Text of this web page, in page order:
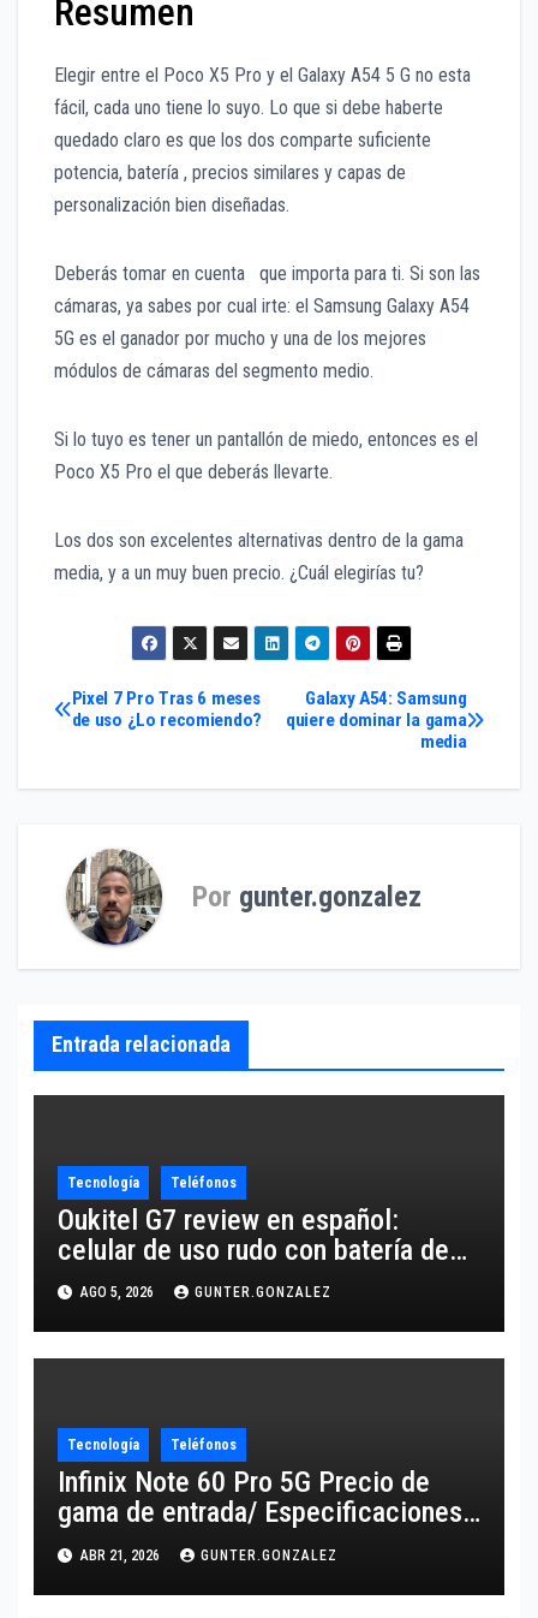
Resumen
Elegir entre el Poco X5 Pro y el Galaxy A54 5 G no esta
fácil, cada uno tiene lo suyo. Lo que si debe haberte
quedado claro es que los dos comparte suficiente
potencia, batería , precios similares y capas de
personalización bien diseñadas.
Deberás tomar en cuenta que importa para ti. Si son las
cámaras, ya sabes por cual irte: el Samsung Galaxy A54
5G es el ganador por mucho y una de los mejores
módulos de cámaras del segmento medio.
Si lo tuyo es tener un pantallón de miedo, entonces es el
Poco X5 Pro el que deberás llevarte.
Los dos son excelentes alternativas dentro de la gama
media, y a un muy buen precio. ¿Cuál elegirías tu?
Navegación
Galaxy A54: Samsung
quiere dominar la gama
media
Pixel 7 Pro Tras 6 meses
de uso ¿Lo recomiendo?
Por gunter.gonzalez
Entrada relacionada
Tecnología Teléfonos
Oukitel G7 review en español:
celular de uso rudo con batería de
10,600 mAh
AGO 5, 2026 GUNTER.GONZALEZ
Tecnología Teléfonos
Infinix Note 60 Pro 5G Precio de
gama de entrada/ Especificaciones
de gama alta
ABR 21, 2026 GUNTER.GONZALEZ